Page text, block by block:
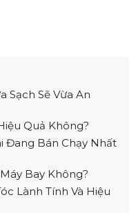
Sạch Sẽ Vừa An
Quả Không?
Đang Bán Chạy Nhất
Bay Không?
Lành Tính Và Hiệu